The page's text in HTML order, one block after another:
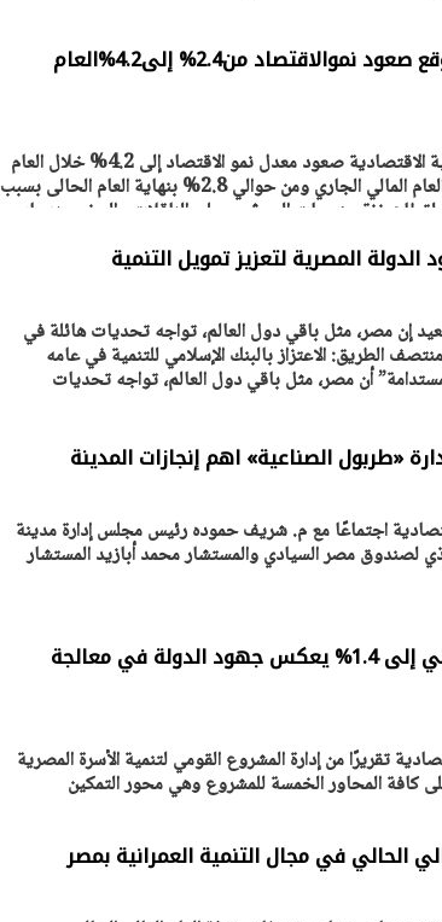
الدكتورة هالة السعيد وزيرة التخطيط تتوقع صعود نموالاقتصاد من2.4% إلى4.2%العام
تتوقع الدكتورة هالة السعيد وزيرة التخطيط والتنمية الاقتصادية صعود معدل نمو الاقتصاد إلى 4.2% خلال العام
المالي القادم ارتفاعا من 2.4% في الربع الثالث من العام المالي الجاري ومن حوالي 2.8% بنهاية ‏العام الحالى بسبب
لقطاع غزة وهجمات الحوثيين على الناقلات والسفن عند باب
المصرية لتعزيز تمويل التنمية
إن مصر، مثل باقي دول العالم، تواجه تحديات هائلة في
الطريق: الاعتزاز بالبنك الإسلامي للتنمية في عامه
أن مصر، مثل باقي دول العالم، تواجه تحديات
«طربول الصناعية» اهم إنجازات المدينة
اجتماعًا مع م. شريف حموده رئيس مجلس إدارة مدينة
لصندوق مصر السيادي والمستشار محمد أبازيد المستشار
وزيرة التخطيط: وصول معدل النمو السكاني إلى 1.4% يعكس جهود الدولة في معالجة
تقريرًا من إدارة المشروع القومي لتنمية الأسرة المصرية
كافة المحاور الخمسة للمشروع وهي محور التمكين